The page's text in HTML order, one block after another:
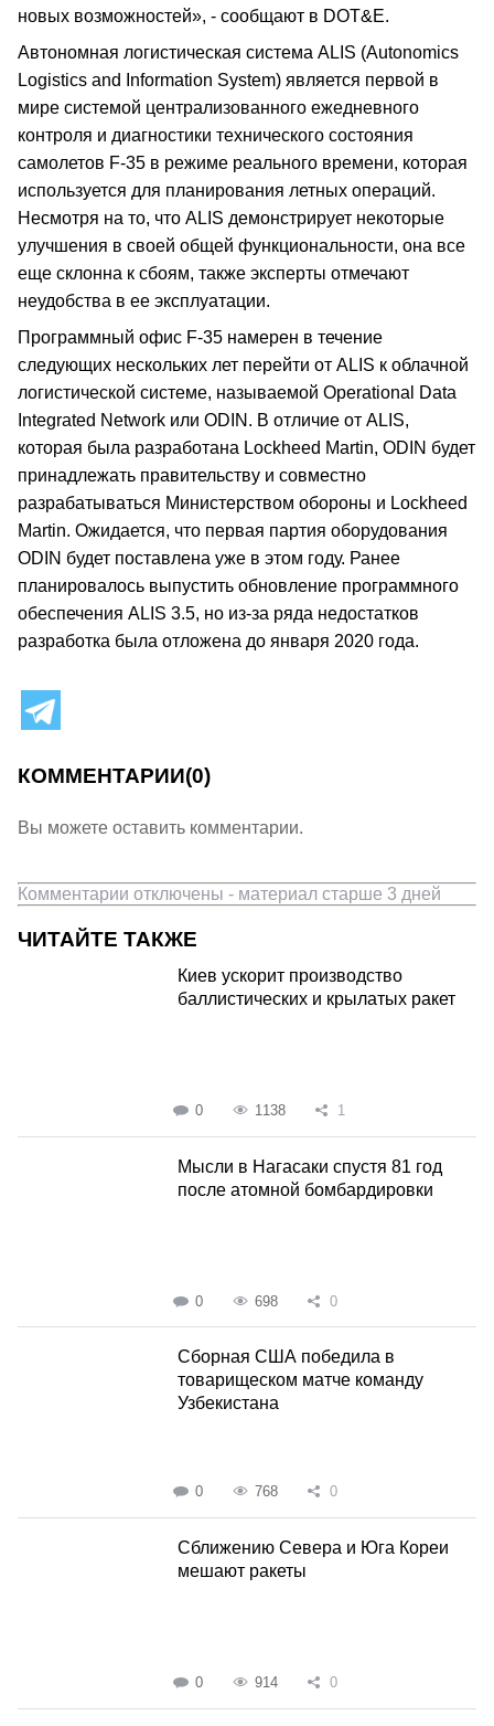
новых возможностей», - сообщают в DOT&E.
Автономная логистическая система ALIS (Autonomics
Logistics and Information System) является первой в
мире системой централизованного ежедневного
контроля и диагностики технического состояния
самолетов F-35 в режиме реального времени, которая
используется для планирования летных операций.
Несмотря на то, что ALIS демонстрирует некоторые
улучшения в своей общей функциональности, она все
еще склонна к сбоям, также эксперты отмечают
неудобства в ее эксплуатации.
Программный офис F-35 намерен в течение
следующих нескольких лет перейти от ALIS к облачной
логистической системе, называемой Operational Data
Integrated Network или ODIN. В отличие от ALIS,
которая была разработана Lockheed Martin, ODIN будет
принадлежать правительству и совместно
разрабатываться Министерством обороны и Lockheed
Martin. Ожидается, что первая партия оборудования
ODIN будет поставлена уже в этом году. Ранее
планировалось выпустить обновление программного
обеспечения ALIS 3.5, но из-за ряда недостатков
разработка была отложена до января 2020 года.
КОММЕНТАРИИ(0)
Вы можете оставить комментарии.
Комментарии отключены - материал старше 3 дней
ЧИТАЙТЕ ТАКЖЕ
Киев ускорит производство
баллистических и крылатых ракет
0 1138 1
Мысли в Нагасаки спустя 81 год
после атомной бомбардировки
0 698 0
Сборная США победила в
товарищеском матче команду
Узбекистана
0 768 0
Сближению Севера и Юга Кореи
мешают ракеты
0 914 0